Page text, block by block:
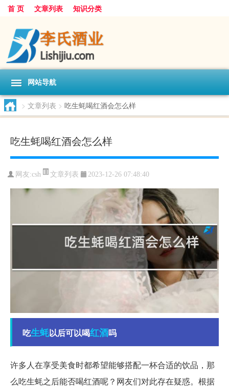
首 页 文章列表 知识分类
网站导航
> 文章列表 > 吃生蚝喝红酒会怎么样
吃生蚝喝红酒会怎么样
网友:csh 文章列表 2023-12-26 07:48:40
吃生蚝以后可以喝红酒吗
许多人在享受美食时都希望能够搭配一杯合适的饮品，那
么吃生蚝之后能否喝红酒呢？网友们对此存在疑惑。根据